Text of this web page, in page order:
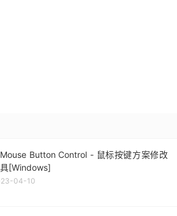
Button Control - 鼠标按键方案修改
[Windows]
04-10